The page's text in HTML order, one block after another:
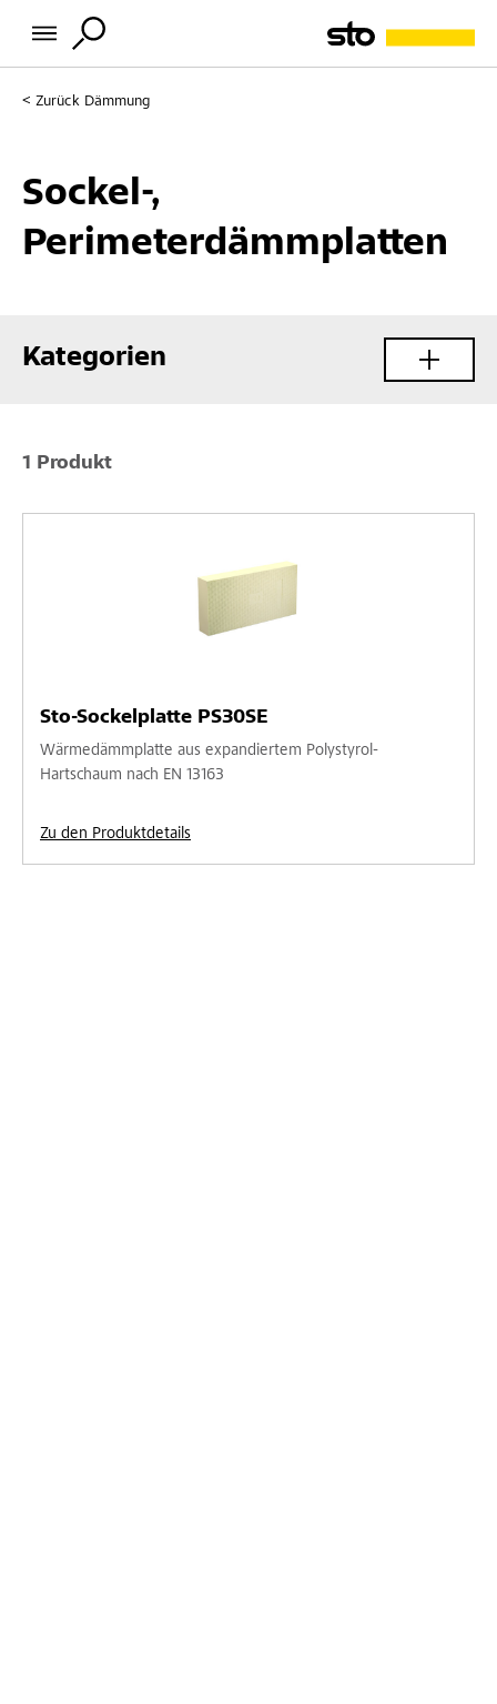
Zurück Dämmung
Sockel-,
Perimeterdämmplatten
Kategorien
1 Produkt
Sto-Sockelplatte PS30SE
Wärmedämmplatte aus expandiertem Polystyrol-
Hartschaum nach EN 13163
Zu den Produktdetails